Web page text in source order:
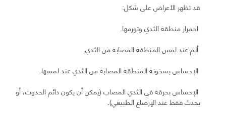
قد تظهر الأعراض على شكل:
احمرار منطقة الثدي وتورمها.
ألم عند لمس المنطقة المصابة من الثدي.
الإحساس بسخونة المنطقة المصابة من الثدي عند لمسها.
الإحساس بحرقة في الثدي المصاب (يمكن أن يكون دائم الحدوث، أو
يحدث فقط عند الإرضاع الطبيعي).